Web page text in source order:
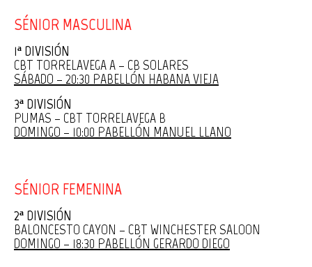
SÉNIOR MASCULINA
1ª DIVISIÓN
CBT TORRELAVEGA A – CB SOLARES
SÁBADO – 20:30 PABELLÓN HABANA VIEJA
3ª DIVISIÓN
PUMAS – CBT TORRELAVEGA B
DOMINGO – 10:00 PABELLÓN MANUEL LLANO
SÉNIOR FEMENINA
2ª DIVISIÓN
BALONCESTO CAYON – CBT WINCHESTER SALOON
DOMINGO – 18:30 PABELLÓN GERARDO DIEGO